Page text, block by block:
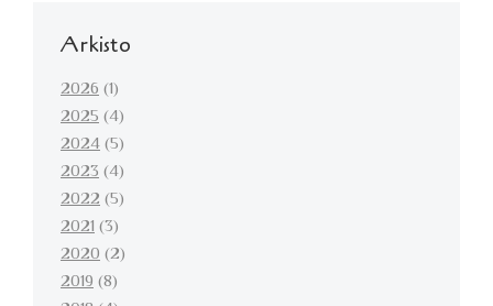
Arkisto
2026(1)
2025(4)
2024(5)
2023(4)
2022(5)
2021(3)
2020(2)
2019(8)